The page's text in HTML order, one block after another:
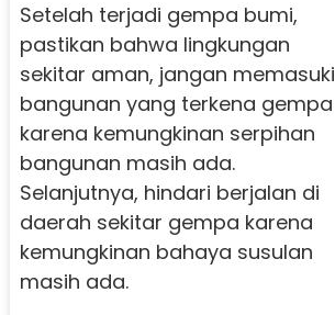
Setelah terjadi gempa bumi,
pastikan bahwa lingkungan
sekitar aman, jangan memasuki
bangunan yang terkena gempa
karena kemungkinan serpihan
bangunan masih ada.
Selanjutnya, hindari berjalan di
daerah sekitar gempa karena
kemungkinan bahaya susulan
masih ada.